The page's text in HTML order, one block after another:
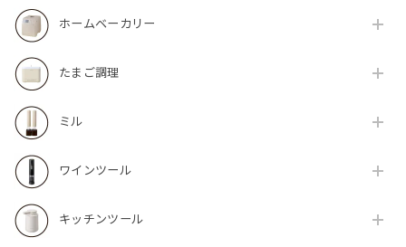
ホームベーカリー
たまご調理
ミル
ワインツール
キッチンツール